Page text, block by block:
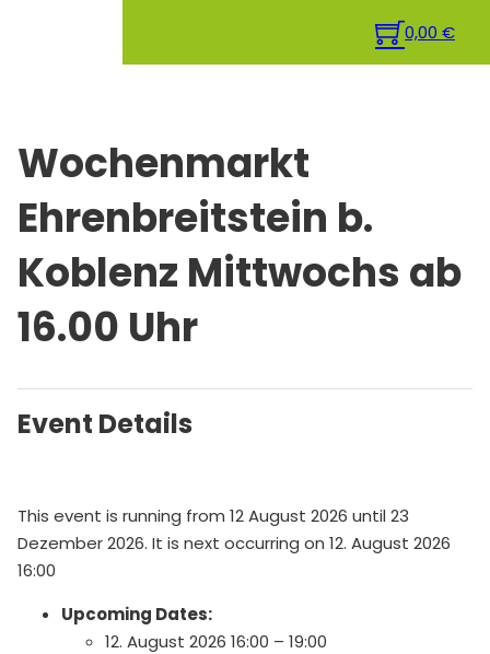
0,00 €
Wochenmarkt
Ehrenbreitstein b.
Koblenz Mittwochs ab
16.00 Uhr
Event Details
This event is running from 12 August 2026 until 23
Dezember 2026. It is next occurring on 12. August 2026
16:00
Upcoming Dates:
12. August 2026 16:00 – 19:00